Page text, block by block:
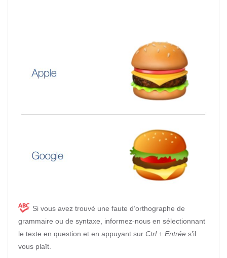
Si vous avez trouvé une faute d’orthographe de
grammaire ou de syntaxe, informez-nous en sélectionnant
le texte en question et en appuyant sur Ctrl + Entrée s’il
vous plaît.